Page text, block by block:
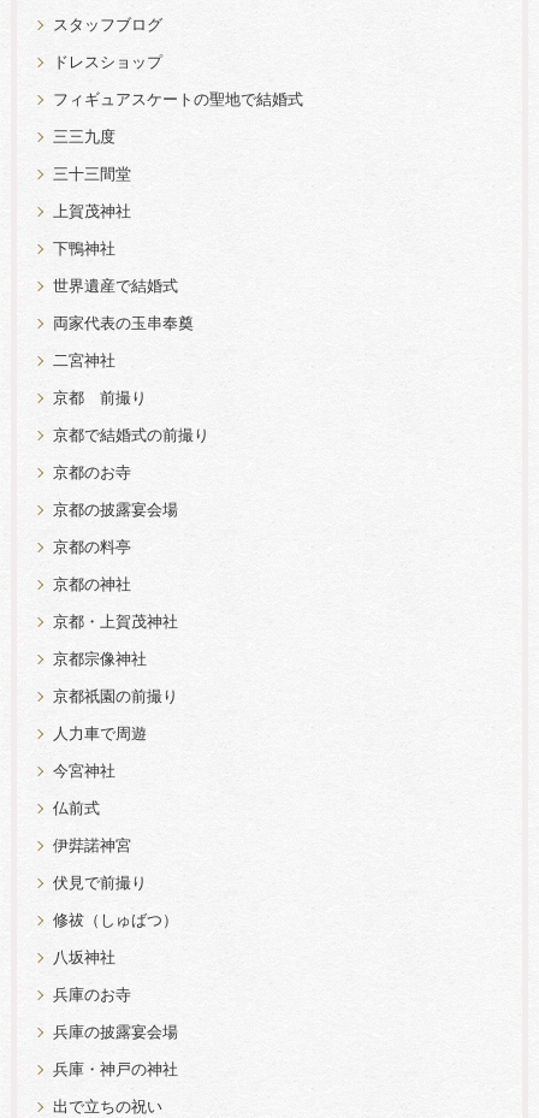
スタッフブログ
ドレスショップ
フィギュアスケートの聖地で結婚式
三三九度
三十三間堂
上賀茂神社
下鴨神社
世界遺産で結婚式
両家代表の玉串奉奠
二宮神社
京都 前撮り
京都で結婚式の前撮り
京都のお寺
京都の披露宴会場
京都の料亭
京都の神社
京都・上賀茂神社
京都宗像神社
京都祇園の前撮り
人力車で周遊
今宮神社
仏前式
伊弉諾神宮
伏見で前撮り
修祓（しゅばつ）
八坂神社
兵庫のお寺
兵庫の披露宴会場
兵庫・神戸の神社
出で立ちの祝い